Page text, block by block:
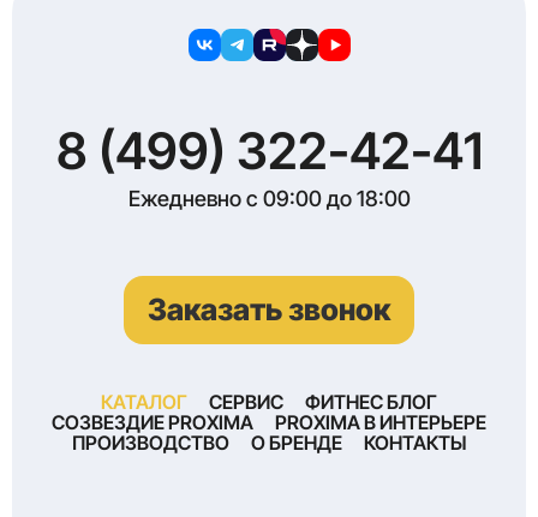
8 (499) 322-42-41
Ежедневно с 09:00 до 18:00
Заказать звонок
КАТАЛОГ СЕРВИС
ФИТНЕС БЛОГ
СОЗВЕЗДИЕ PROXIMA
PROXIMA В ИНТЕРЬЕРЕ
ПРОИЗВОДСТВО
О БРЕНДЕ КОНТАКТЫ